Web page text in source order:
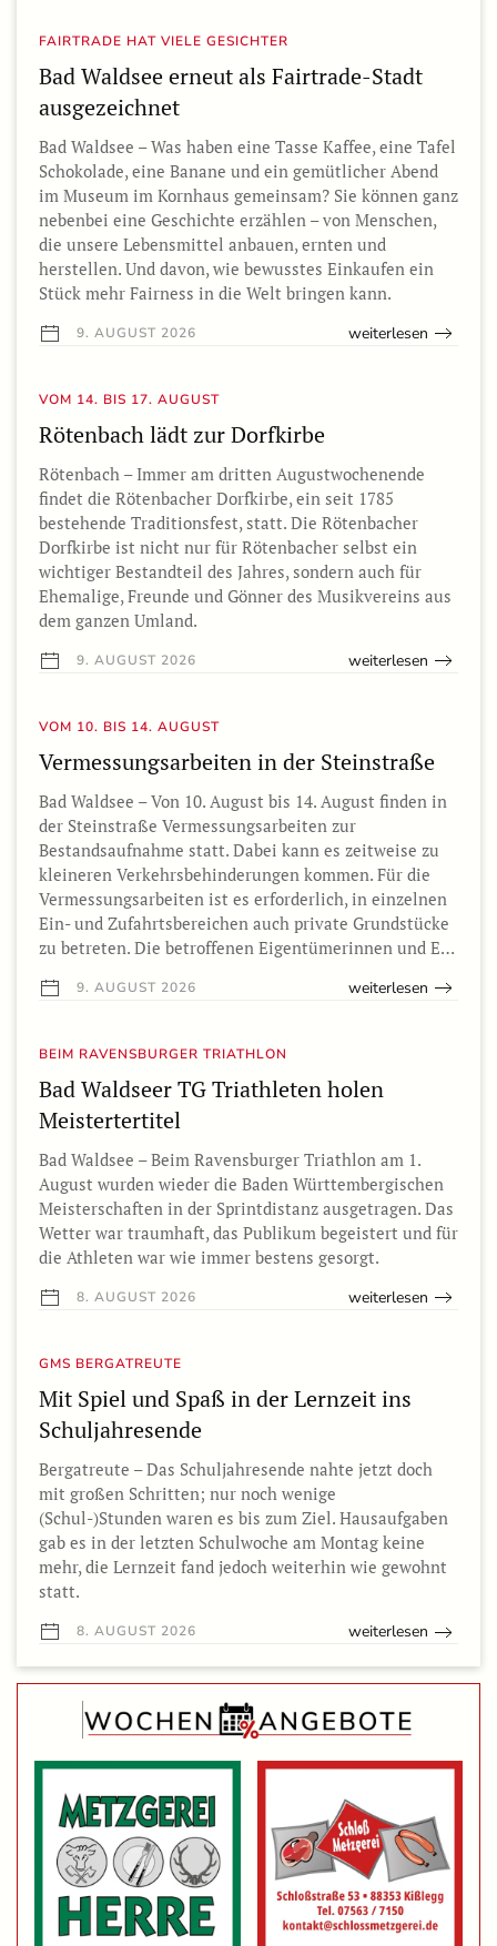
FAIRTRADE HAT VIELE GESICHTER
Bad Waldsee erneut als Fairtrade-Stadt
ausgezeichnet
Bad Waldsee – Was haben eine Tasse Kaffee, eine Tafel
Schokolade, eine Banane und ein gemütlicher Abend
im Museum im Kornhaus gemeinsam? Sie können ganz
nebenbei eine Geschichte erzählen – von Menschen,
die unsere Lebensmittel anbauen, ernten und
herstellen. Und davon, wie bewusstes Einkaufen ein
Stück mehr Fairness in die Welt bringen kann.
9. AUGUST 2026 weiterlesen
VOM 14. BIS 17. AUGUST
Rötenbach lädt zur Dorfkirbe
Rötenbach – Immer am dritten Augustwochenende
findet die Rötenbacher Dorfkirbe, ein seit 1785
bestehende Traditionsfest, statt. Die Rötenbacher
Dorfkirbe ist nicht nur für Rötenbacher selbst ein
wichtiger Bestandteil des Jahres, sondern auch für
Ehemalige, Freunde und Gönner des Musikvereins aus
dem ganzen Umland.
9. AUGUST 2026 weiterlesen
VOM 10. BIS 14. AUGUST
Vermessungsarbeiten in der Steinstraße
Bad Waldsee – Von 10. August bis 14. August finden in
der Steinstraße Vermessungsarbeiten zur
Bestandsaufnahme statt. Dabei kann es zeitweise zu
kleineren Verkehrsbehinderungen kommen. Für die
Vermessungsarbeiten ist es erforderlich, in einzelnen
Ein- und Zufahrtsbereichen auch private Grundstücke
zu betreten. Die betroffenen Eigentümerinnen und E…
9. AUGUST 2026 weiterlesen
BEIM RAVENSBURGER TRIATHLON
Bad Waldseer TG Triathleten holen
Meistertertitel
Bad Waldsee – Beim Ravensburger Triathlon am 1.
August wurden wieder die Baden Württembergischen
Meisterschaften in der Sprintdistanz ausgetragen. Das
Wetter war traumhaft, das Publikum begeistert und für
die Athleten war wie immer bestens gesorgt.
8. AUGUST 2026 weiterlesen
GMS BERGATREUTE
Mit Spiel und Spaß in der Lernzeit ins
Schuljahresende
Bergatreute – Das Schuljahresende nahte jetzt doch
mit großen Schritten; nur noch wenige
(Schul-)Stunden waren es bis zum Ziel. Hausaufgaben
gab es in der letzten Schulwoche am Montag keine
mehr, die Lernzeit fand jedoch weiterhin wie gewohnt
statt.
8. AUGUST 2026 weiterlesen